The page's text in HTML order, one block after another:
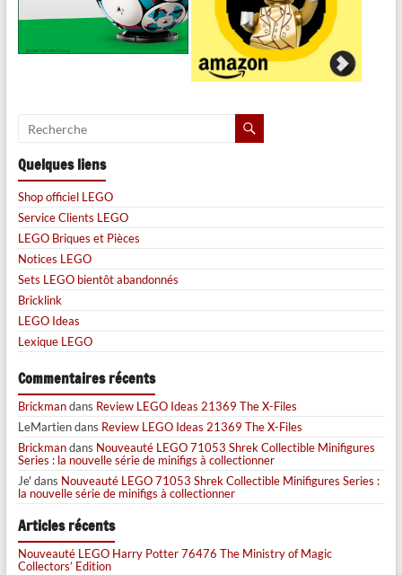
Quelques liens
Shop officiel LEGO
Service Clients LEGO
LEGO Briques et Pièces
Notices LEGO
Sets LEGO bientôt abandonnés
Bricklink
LEGO Ideas
Lexique LEGO
Commentaires récents
Brickmandans Review LEGO Ideas 21369 The X-Files
LeMartiendans Review LEGO Ideas 21369 The X-Files
Brickmandans Nouveauté LEGO 71053 Shrek Collectible Minifigures
Series : la nouvelle série de minifigs à collectionner
Je' dans Nouveauté LEGO 71053 Shrek Collectible Minifigures Series :
la nouvelle série de minifigs à collectionner
Articles récents
Nouveauté LEGO Harry Potter 76476 The Ministry of Magic
Collectors’ Edition